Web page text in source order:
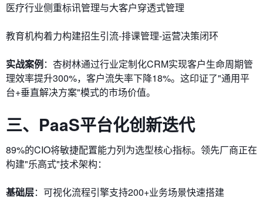
医疗行业侧重标讯管理与大客户穿透式管理
教育机构着力构建招生引流-排课管理-运营决策闭环
实战案例：杏树林通过行业定制化CRM实现客户生命周期管
理效率提升300%，客户流失率下降18%。这印证了"通用平
台+垂直解决方案"模式的市场价值。
三、PaaS平台化创新迭代
89%的CIO将敏捷配置能力列为选型核心指标。领先厂商正在
构建"乐高式"技术架构：
基础层：可视化流程引擎支持200+业务场景快速搭建